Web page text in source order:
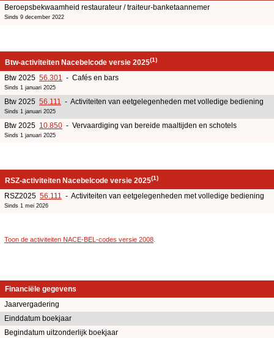
Beroepsbekwaamheid restaurateur / traiteur-banketaannemer
Sinds 9 december 2022
Btw-activiteiten Nacebelcode versie 2025(1)
Btw 2025 56.301 - Cafés en bars
Sinds 1 januari 2025
Btw 2025 56.111 - Activiteiten van eetgelegenheden met volledige bediening
Sinds 1 januari 2025
Btw 2025 10.850 - Vervaardiging van bereide maaltijden en schotels
Sinds 1 januari 2025
RSZ-activiteiten Nacebelcode versie 2025(1)
RSZ2025 56.111 - Activiteiten van eetgelegenheden met volledige bediening
Sinds 1 mei 2026
Toon de activiteiten NACE-BEL-codes versie 2008
Financiële gegevens
Jaarvergadering
Einddatum boekjaar
Begindatum uitzonderlijk boekjaar